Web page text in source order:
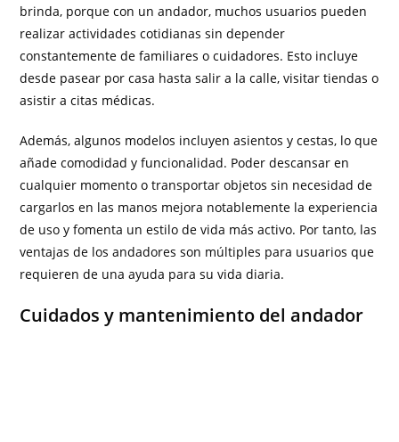
brinda, porque con un andador, muchos usuarios pueden
realizar actividades cotidianas sin depender
constantemente de familiares o cuidadores. Esto incluye
desde pasear por casa hasta salir a la calle, visitar tiendas o
asistir a citas médicas.
Además, algunos modelos incluyen asientos y cestas, lo que
añade comodidad y funcionalidad. Poder descansar en
cualquier momento o transportar objetos sin necesidad de
cargarlos en las manos mejora notablemente la experiencia
de uso y fomenta un estilo de vida más activo. Por tanto, las
ventajas de los andadores son múltiples para usuarios que
requieren de una ayuda para su vida diaria.
Cuidados y mantenimiento del andador